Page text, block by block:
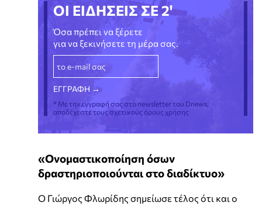
ΟΙ ΕΙΔΗΣΕΙΣ ΣΕ 2'
Όσα πρέπει να ξέρετε
για να ξεκινήσετε τη μέρα σας.
* Με την εγγραφή σας στο newsletter του Dnews,
αποδέχεστε τους σχετικούς όρους χρήσης
«Ονομαστικοποίηση όσων
δραστηριοποιούνται στο διαδίκτυο»
Ο Γιώργος Φλωρίδης σημείωσε τέλος ότι και ο